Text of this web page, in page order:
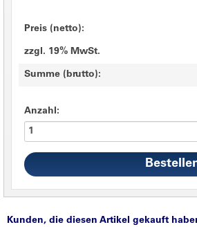
Preis (netto):
zzgl. 19% MwSt.
Summe (brutto):
Anzahl:
Kunden, die diesen Artikel gekauft